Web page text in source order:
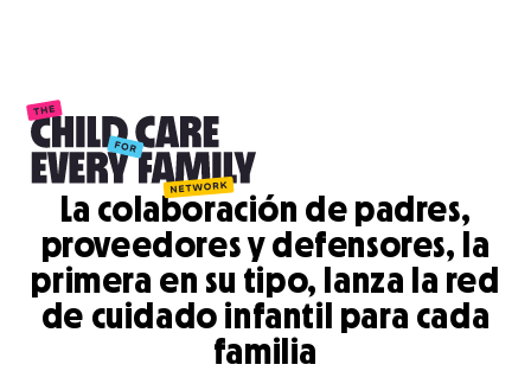
La colaboración de padres,
proveedores y defensores, la
primera en su tipo, lanza la red
de cuidado infantil para cada
familia